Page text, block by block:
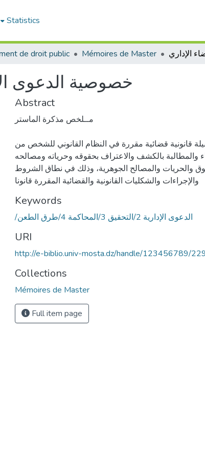
Statistics
de droit public Mémoires de Master
خصوصية الدعوى
Abstract
مــلخص مذكرة الماستر
قانونية قضائية مقررة في النظام القانوني للشخص من
والمطالبة بالكشف والاعتراف بحقوقه وحرياته ومصالحه
والحريات والمصالح الجوهرية، وذلك في نطاق الشروط
والإجراءات والشكليات القانونية والقضائية المقررة قانونا
Keywords
/الدعوى الإدارية 2/التحقيق 3/المحاكمة 4/طرق الطعن
URI
http://e-biblio.univ-mosta.dz/handle/123456789/
Collections
Mémoires de Master
Full item page